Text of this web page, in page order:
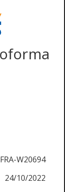
FRA-W20694
24/10/2022